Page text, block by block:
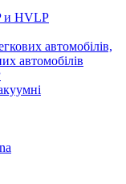
и HVLP
автомобілів,
автомобілів